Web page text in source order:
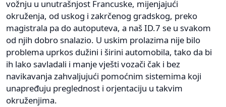
vožnju u unutrašnjost Francuske, mijenjajući
okruženja, od uskog i zakrčenog gradskog, preko
magistrala pa do autoputeva, a naš ID.7 se u svakom
od njih dobro snalazio. U uskim prolazima nije bilo
problema uprkos dužini i širini automobila, tako da bi
ih lako savladali i manje vješti vozači čak i bez
navikavanja zahvaljujući pomoćnim sistemima koji
unapređuju preglednost i orjentaciju u takvim
okruženjima.